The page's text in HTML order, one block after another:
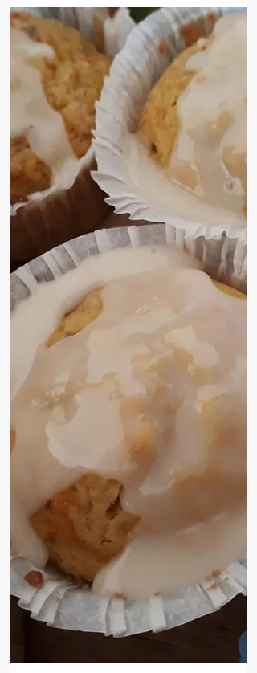
Farveforvandling
Har længe været glad for hvid. Hvide vægge
og hvide møbler. Det har givet sådan en dejlig
ro, som et tomt lærred. Men efterhånden
blev...